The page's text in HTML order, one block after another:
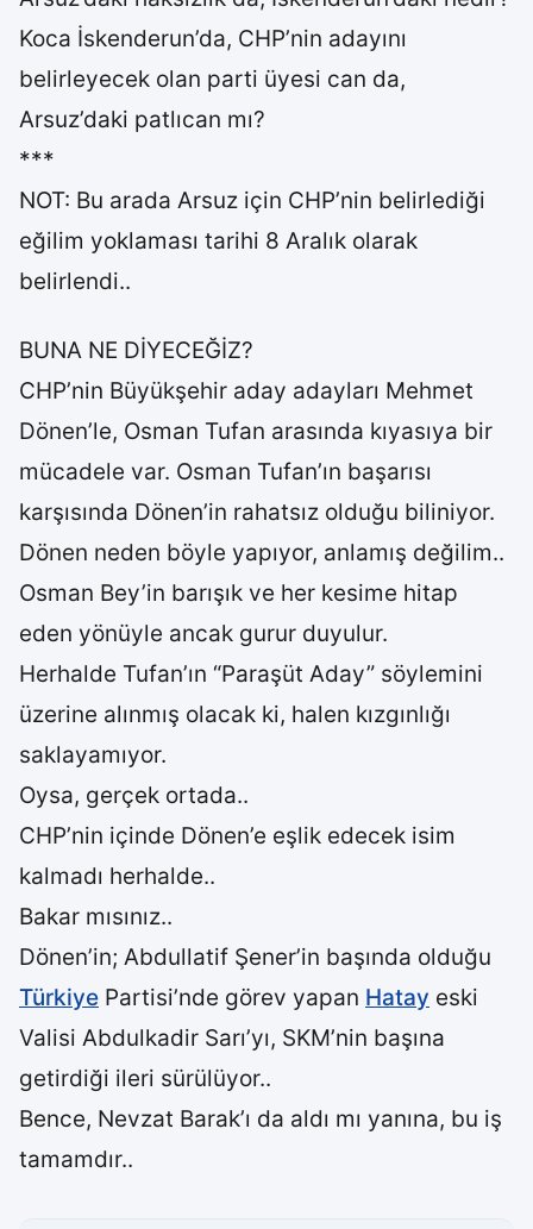
Koca İskenderun’da, CHP’nin adayını
belirleyecek olan parti üyesi can da,
Arsuz’daki patlıcan mı?
***
NOT: Bu arada Arsuz için CHP’nin belirlediği
eğilim yoklaması tarihi 8 Aralık olarak
belirlendi..
BUNA NE DİYECEĞİZ?
CHP’nin Büyükşehir aday adayları Mehmet
Dönen’le, Osman Tufan arasında kıyasıya bir
mücadele var. Osman Tufan’ın başarısı
karşısında Dönen’in rahatsız olduğu biliniyor.
Dönen neden böyle yapıyor, anlamış değilim..
Osman Bey’in barışık ve her kesime hitap
eden yönüyle ancak gurur duyulur.
Herhalde Tufan’ın “Paraşüt Aday” söylemini
üzerine alınmış olacak ki, halen kızgınlığı
saklayamıyor.
Oysa, gerçek ortada..
CHP’nin içinde Dönen’e eşlik edecek isim
kalmadı herhalde..
Bakar mısınız..
Dönen’in; Abdullatif Şener’in başında olduğu
Türkiye Partisi’nde görev yapan Hatay eski
Valisi Abdulkadir Sarı’yı, SKM’nin başına
getirdiği ileri sürülüyor..
Bence, Nevzat Barak’ı da aldı mı yanına, bu iş
tamamdır..